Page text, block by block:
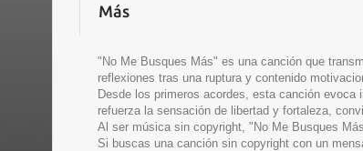
Más
"No Me Busques Más" es una canción que
reflexiones tras una ruptura y contenido
Desde los primeros acordes, esta canción
refuerza la sensación de libertad y fortaleza,
Al ser música sin copyright, "No Me Busques
Si buscas una canción sin copyright con un